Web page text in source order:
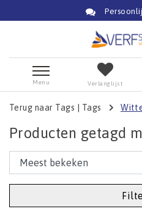
Menu Verlanglijst
Terug naar Tags Tags
Producten getagd